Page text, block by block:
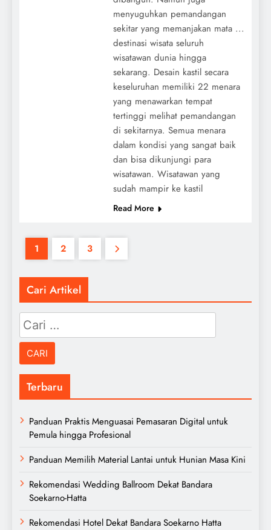
menyuguhkan pemandangan
sekitar yang memanjakan mata ...
destinasi wisata seluruh
wisatawan dunia hingga
sekarang. Desain kastil secara
keseluruhan memiliki 22 menara
yang menawarkan tempat
tertinggi melihat pemandangan
di sekitarnya. Semua menara
dalam kondisi yang sangat baik
dan bisa dikunjungi para
wisatawan. Wisatawan yang
sudah mampir ke kastil
Read More
1 2 3
Cari Artikel
Cari
untuk:
Terbaru
Panduan Praktis Menguasai Pemasaran Digital untuk
Pemula hingga Profesional
Panduan Memilih Material Lantai untuk Hunian Masa Kini
Rekomendasi Wedding Ballroom Dekat Bandara
Soekarno-Hatta
Rekomendasi Hotel Dekat Bandara Soekarno Hatta